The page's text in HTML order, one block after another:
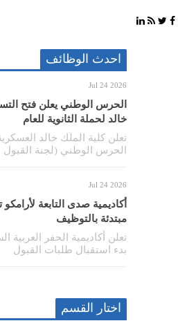
احدث الوظائف
Jul 24 2026
الحرس الوطني يعلن فتح
خالد لحملة الثانوية للعام
تعلن كلية الملك خالد
الحرس الوطني (لجنة القبول
Jul 24 2026
أكاديمية صدى التابعة لأرامكو
مبتدئة بالتوظيف
تعلن أكاديمية الحفر
بدء استقبال طلبات القبول
اختار القسم